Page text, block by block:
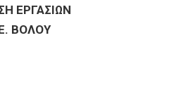
ΕΡΓΑΣΙΩΝ
ΒΟΛΟΥ